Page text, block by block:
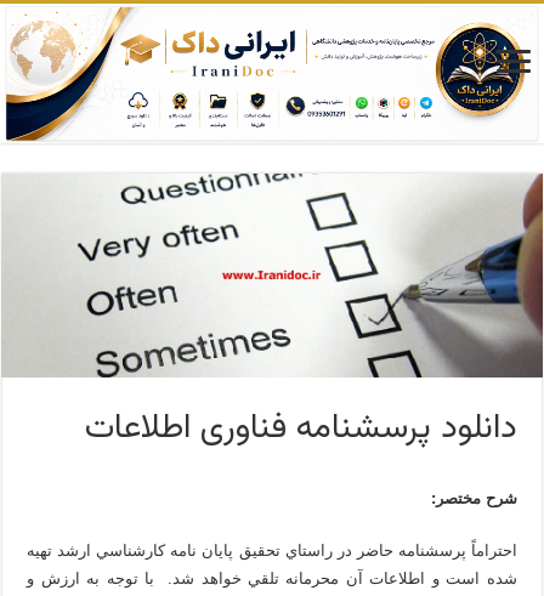
دانلود پرسشنامه فناوری اطلاعات
شرح مختصر:
احتراماً پرسشنامه حاضر در راستاي تحقيق پايان نامه كارشناسي ارشد تهيه
شده است و اطلاعات آن محرمانه تلقي خواهد شد. با توجه به ارزش و